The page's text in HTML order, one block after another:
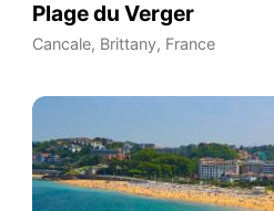
Plage du Verger
Cancale, Brittany, France